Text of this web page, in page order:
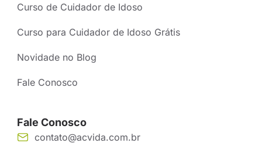
Curso de Cuidador de Idoso
Curso para Cuidador de Idoso Grátis
Novidade no Blog
Fale Conosco
Fale Conosco
contato@acvida.com.br